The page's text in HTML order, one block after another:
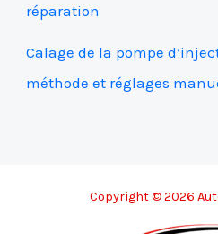
réparation
Calage de la pompe
méthode et réglages
Copyright © 2026